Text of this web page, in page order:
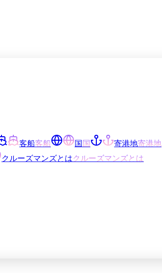
客船客船 国国 寄港地寄港地
クルーズマンズとはクルーズマンズとは